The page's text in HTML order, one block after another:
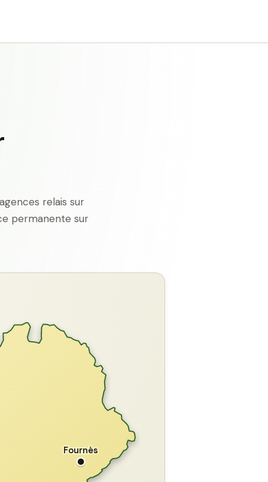
relais sur
permanente sur
Fournès